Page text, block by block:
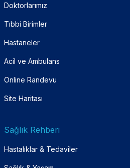
Doktorlarımız
Tıbbi Birimler
Hastaneler
Acil ve Ambulans
Online Randevu
Site Haritası
Sağlık Rehberi
Hastalıklar & Tedaviler